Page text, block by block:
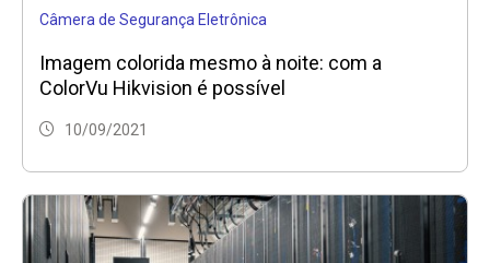
Câmera de Segurança Eletrônica
Imagem colorida mesmo à noite: com a
ColorVu Hikvision é possível
10/09/2021